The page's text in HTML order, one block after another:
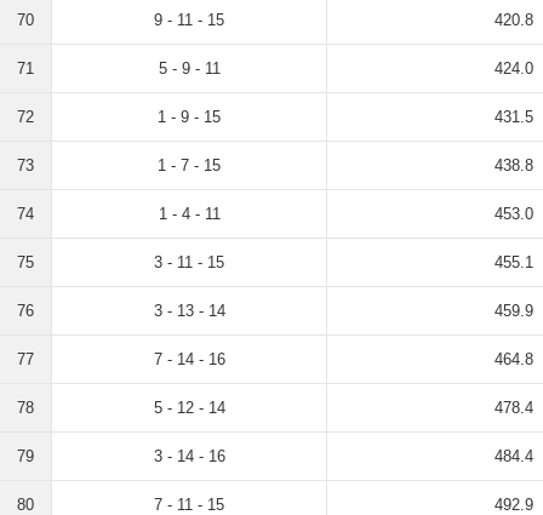
70 9 - 11 - 15 420.8
71 5 - 9 - 11 424.0
72 1 - 9 - 15 431.5
73 1 - 7 - 15 438.8
74 1 - 4 - 11 453.0
75 3 - 11 - 15 455.1
76 3 - 13 - 14 459.9
77 7 - 14 - 16 464.8
78 5 - 12 - 14 478.4
79 3 - 14 - 16 484.4
80 7 - 11 - 15 492.9